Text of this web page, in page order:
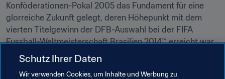
Konföderationen-Pokal 2005 das Fundament für eine
glorreiche Zukunft gelegt, deren Höhepunkt mit dem
vierten Titelgewinn der DFB-Auswahl bei der FIFA
Fussball-Weltmeisterschaft Brasilien 2014™ erreicht war.
Im Sommer treten die Deutschen nun als amtierender
Weltmeister erneut bei dem Turnier an, mit dem damals
Schutz Ihrer Daten
Wir verwenden Cookies, um Inhalte und Werbung zu